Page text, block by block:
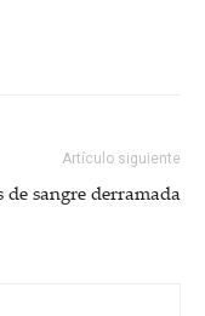
Artículo siguiente
de sangre derramada